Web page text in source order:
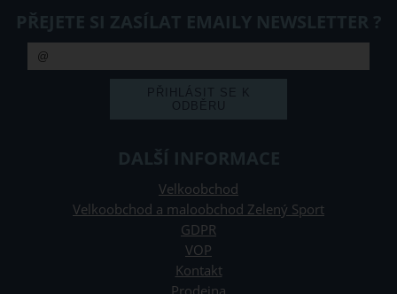
PŘEJETE SI ZASÍLAT EMAILY NEWSLETTER ?
DALŠÍ INFORMACE
Velkoobchod
Velkoobchod a maloobchod Zelený Sport
GDPR
VOP
Kontakt